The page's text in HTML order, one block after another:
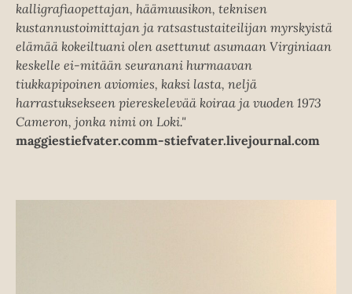
kalligrafiaopettajan, häämuusikon, teknisen
kustannustoimittajan ja ratsastustaiteilijan myrskyistä
elämää kokeiltuani olen asettunut asumaan Virginiaan
keskelle ei-mitään seuranani hurmaavan
tiukkapipoinen aviomies, kaksi lasta, neljä
harrastuksekseen piereskelevää koiraa ja vuoden 1973
Cameron, jonka nimi on Loki."
maggiestiefvater.comm-stiefvater.livejournal.com